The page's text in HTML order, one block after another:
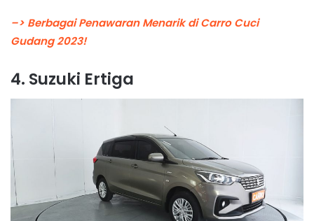
–> Berbagai Penawaran Menarik di Carro Cuci
Gudang 2023!
4. Suzuki Ertiga